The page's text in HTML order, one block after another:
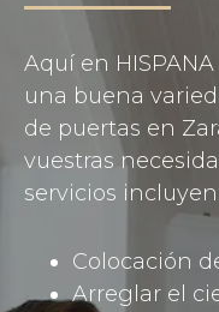
Aquí en
una buena
de puertas en
vuestras
servicios incluyen:
Colocación
Arreglar el